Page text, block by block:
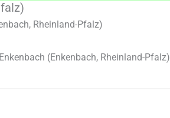
Rheinland-Pfalz)
(Enkenbach, Rheinland-Pfalz)